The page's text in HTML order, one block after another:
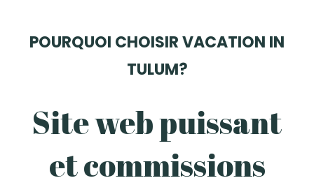
POURQUOI CHOISIR VACATION IN
TULUM?
Site web puissant
et commissions